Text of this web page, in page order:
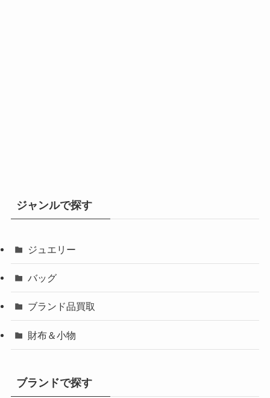
ジャンルで探す
ジュエリー
バッグ
ブランド品買取
財布＆小物
ブランドで探す